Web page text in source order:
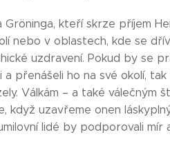
kteří skrze příjem
nebo v oblastech, kde se
uzdravení. Pokud by se
přenášeli ho na své okolí,
Válkám – a také válečným
když uzavřeme onen
lidé by podporovali mír